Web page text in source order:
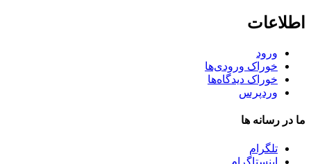
اطلاعات
ورود
خوراک ورودی‌ها
خوراک دیدگاه‌ها
وردپرس
ما در رسانه ها
تلگرام
اینستاگرام